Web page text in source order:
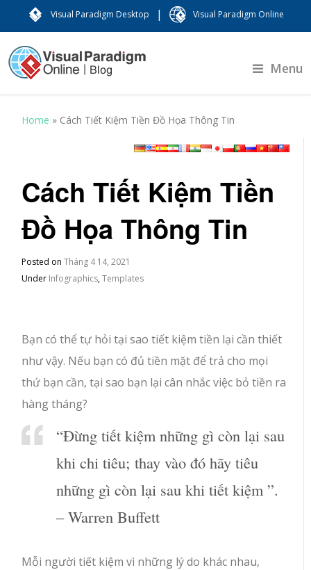
Visual Paradigm Desktop | Visual Paradigm Online
Menu
Home » Cách Tiết Kiệm Tiền Đồ Họa Thông Tin
Cách Tiết Kiệm Tiền
Đồ Họa Thông Tin
Posted onTháng 4 14, 2021
Under Infographics,Templates
Bạn có thể tự hỏi tại sao tiết kiệm tiền lại cần thiết
như vậy. Nếu bạn có đủ tiền mặt để trả cho mọi
thứ bạn cần, tại sao bạn lại cân nhắc việc bỏ tiền ra
hàng tháng?
“Đừng tiết kiệm những gì còn lại sau
khi chi tiêu; thay vào đó hãy tiêu
những gì còn lại sau khi tiết kiệm ”.
– Warren Buffett
Mỗi người tiết kiệm vì những lý do khác nhau,